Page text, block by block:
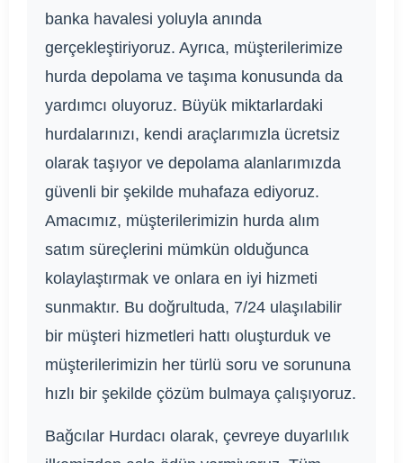
banka havalesi yoluyla anında
gerçekleştiriyoruz. Ayrıca, müşterilerimize
hurda depolama ve taşıma konusunda da
yardımcı oluyoruz. Büyük miktarlardaki
hurdalarınızı, kendi araçlarımızla ücretsiz
olarak taşıyor ve depolama alanlarımızda
güvenli bir şekilde muhafaza ediyoruz.
Amacımız, müşterilerimizin hurda alım
satım süreçlerini mümkün olduğunca
kolaylaştırmak ve onlara en iyi hizmeti
sunmaktır. Bu doğrultuda, 7/24 ulaşılabilir
bir müşteri hizmetleri hattı oluşturduk ve
müşterilerimizin her türlü soru ve sorununa
hızlı bir şekilde çözüm bulmaya çalışıyoruz.
Bağcılar Hurdacı olarak, çevreye duyarlılık